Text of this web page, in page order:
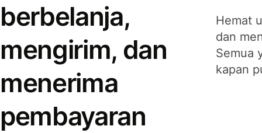
berbelanja,
mengirim, dan
menerima
pembayaran
Hemat
dan
Semua
kapan